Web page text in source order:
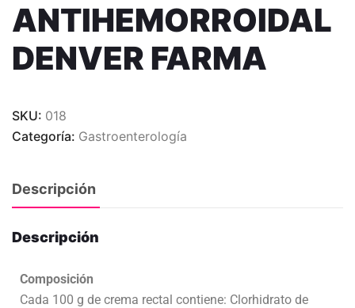
ANTIHEMORROIDAL
DENVER FARMA
SKU: 018
Categoría: Gastroenterología
Descripción
Descripción
Composición
Cada 100 g de crema rectal contiene: Clorhidrato de